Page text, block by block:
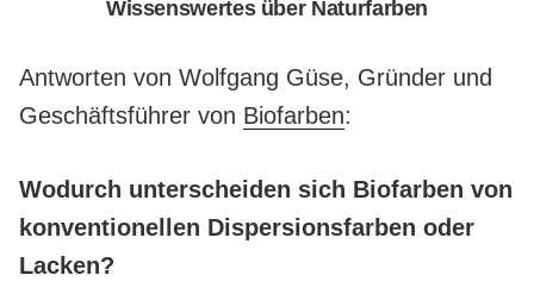
Wissenswertes über Naturfarben
Antworten von Wolfgang Güse, Gründer und
Geschäftsführer von Biofarben:
Wodurch unterscheiden sich Biofarben von
konventionellen Dispersionsfarben oder
Lacken?